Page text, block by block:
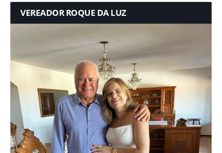
VEREADOR ROQUE DA LUZ